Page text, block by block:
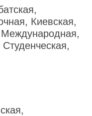
Киевская,
Международная,